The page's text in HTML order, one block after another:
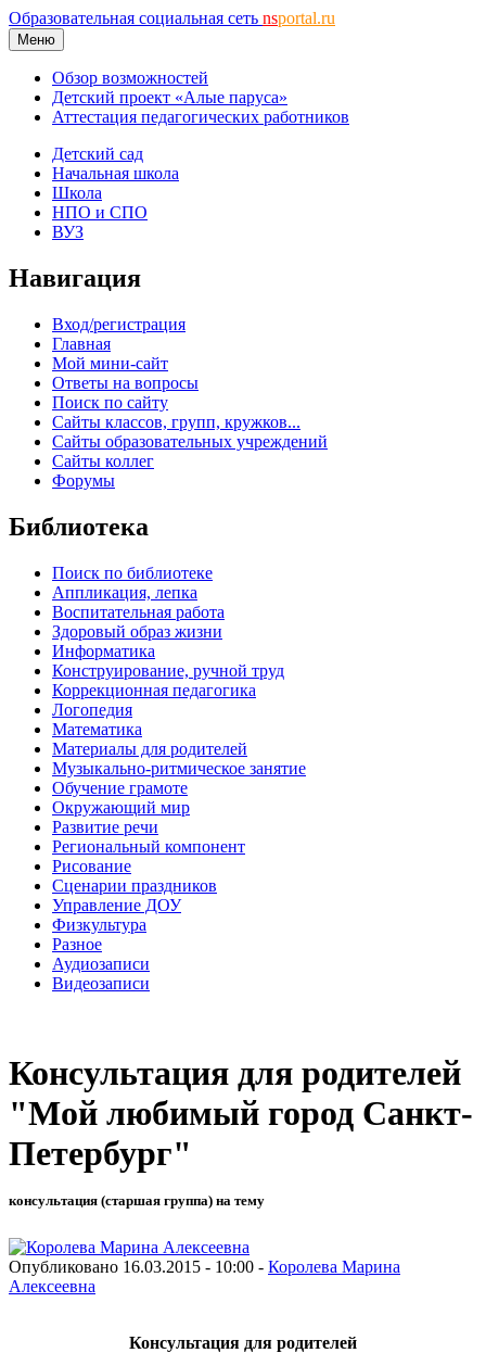
Образовательная социальная сеть nsportal.ru
Меню
Обзор возможностей
Детский проект «Алые паруса»
Аттестация педагогических работников
Детский сад
Начальная школа
Школа
НПО и СПО
ВУЗ
Навигация
Вход/регистрация
Главная
Мой мини-сайт
Ответы на вопросы
Поиск по сайту
Сайты классов, групп, кружков...
Сайты образовательных учреждений
Сайты коллег
Форумы
Библиотека
Поиск по библиотеке
Аппликация, лепка
Воспитательная работа
Здоровый образ жизни
Информатика
Конструирование, ручной труд
Коррекционная педагогика
Логопедия
Математика
Материалы для родителей
Музыкально-ритмическое занятие
Обучение грамоте
Окружающий мир
Развитие речи
Региональный компонент
Рисование
Сценарии праздников
Управление ДОУ
Физкультура
Разное
Аудиозаписи
Видеозаписи
Консультация для родителей
"Мой любимый город Санкт-
Петербург"
консультация (старшая группа) на тему
Опубликовано 16.03.2015 - 10:00 - Королева Марина
Алексеевна
Консультация для родителей